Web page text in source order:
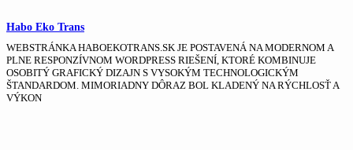
Habo Eko Trans
WEBSTRÁNKA HABOEKOTRANS.SK JE POSTAVENÁ NA MODERNOM A
PLNE RESPONZÍVNOM WORDPRESS RIEŠENÍ, KTORÉ KOMBINUJE
OSOBITÝ GRAFICKÝ DIZAJN S VYSOKÝM TECHNOLOGICKÝM
ŠTANDARDOM. MIMORIADNY DÔRAZ BOL KLADENÝ NA RÝCHLOSŤ A
VÝKON